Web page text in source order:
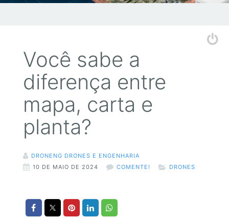
Você sabe a
diferença entre
mapa, carta e
planta?
DRONENG DRONES E ENGENHARIA
10 DE MAIO DE 2024
COMENTE! DRONES